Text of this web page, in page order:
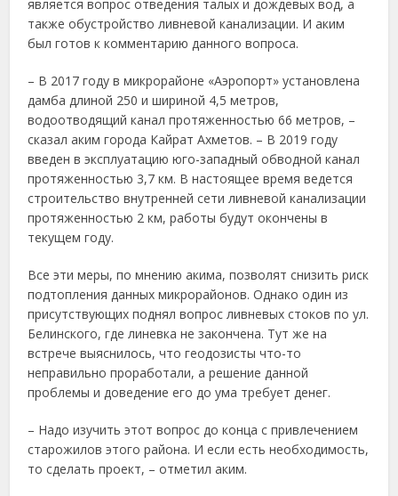
является вопрос отведения талых и дождевых вод, а
также обустройство ливневой канализации. И аким
был готов к комментарию данного вопроса.
– В 2017 году в микрорайоне «Аэропорт» установлена
дамба длиной 250 и шириной 4,5 метров,
водоотводящий канал протяженностью 66 метров, –
сказал аким города Кайрат Ахметов. – В 2019 году
введен в эксплуатацию юго-западный обводной канал
протяженностью 3,7 км. В настоящее время ведется
строительство внутренней сети ливневой канализации
протяженностью 2 км, работы будут окончены в
текущем году.
Все эти меры, по мнению акима, позволят снизить риск
подтопления данных микрорайонов. Однако один из
присутствующих поднял вопрос ливневых стоков по ул.
Белинского, где линевка не закончена. Тут же на
встрече выяснилось, что геодозисты что-то
неправильно проработали, а решение данной
проблемы и доведение его до ума требует денег.
– Надо изучить этот вопрос до конца с привлечением
старожилов этого района. И если есть необходимость,
то сделать проект, – отметил аким.